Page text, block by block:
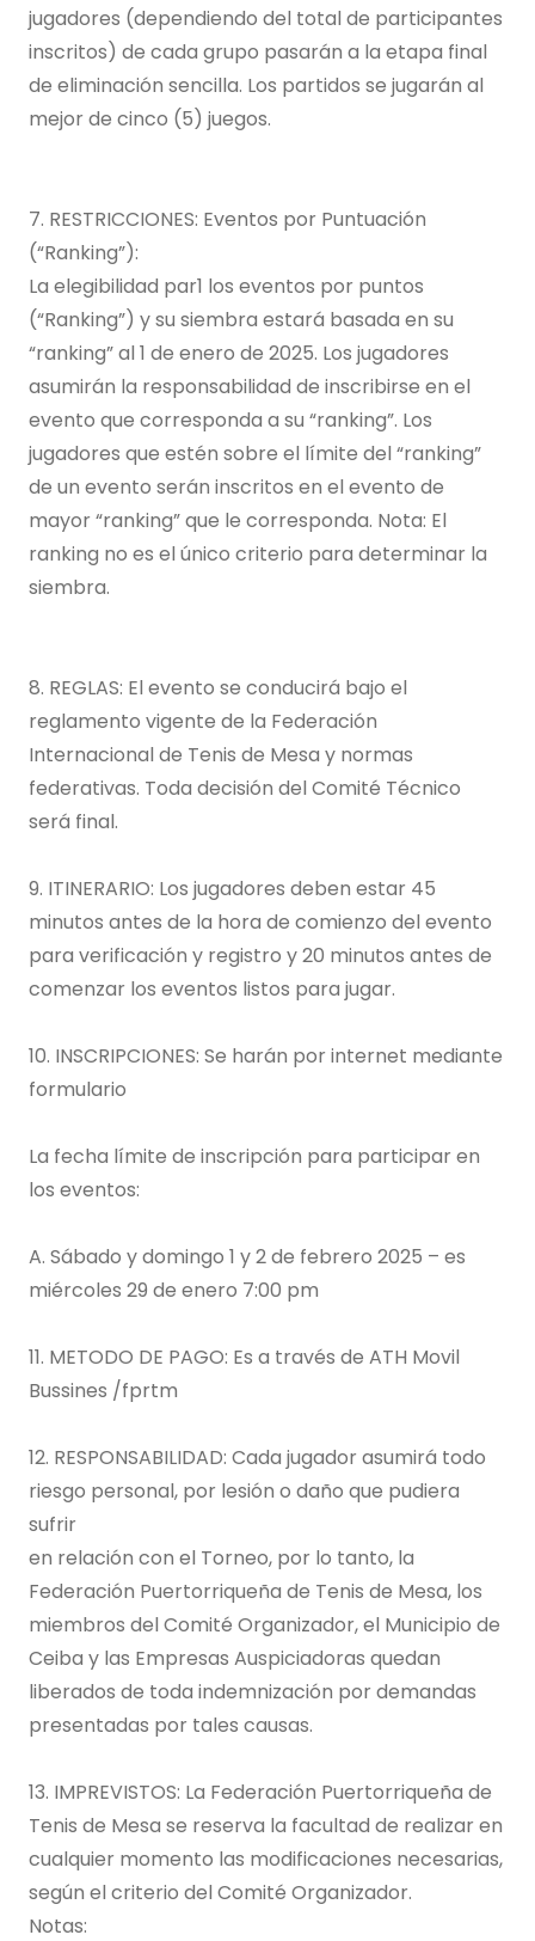
jugadores (dependiendo del total de participantes
inscritos) de cada grupo pasarán a la etapa final
de eliminación sencilla. Los partidos se jugarán al
mejor de cinco (5) juegos.
7. RESTRICCIONES: Eventos por Puntuación
(“Ranking”):
La elegibilidad par1 los eventos por puntos
(“Ranking”) y su siembra estará basada en su
“ranking” al 1 de enero de 2025. Los jugadores
asumirán la responsabilidad de inscribirse en el
evento que corresponda a su “ranking”. Los
jugadores que estén sobre el límite del “ranking”
de un evento serán inscritos en el evento de
mayor “ranking” que le corresponda. Nota: El
ranking no es el único criterio para determinar la
siembra.
8. REGLAS: El evento se conducirá bajo el
reglamento vigente de la Federación
Internacional de Tenis de Mesa y normas
federativas. Toda decisión del Comité Técnico
será final.
9. ITINERARIO: Los jugadores deben estar 45
minutos antes de la hora de comienzo del evento
para verificación y registro y 20 minutos antes de
comenzar los eventos listos para jugar.
10. INSCRIPCIONES: Se harán por internet mediante
formulario
La fecha límite de inscripción para participar en
los eventos:
A. Sábado y domingo 1 y 2 de febrero 2025 – es
miércoles 29 de enero 7:00 pm
11. METODO DE PAGO: Es a través de ATH Movil
Bussines /fprtm
12. RESPONSABILIDAD: Cada jugador asumirá todo
riesgo personal, por lesión o daño que pudiera
sufrir
en relación con el Torneo, por lo tanto, la
Federación Puertorriqueña de Tenis de Mesa, los
miembros del Comité Organizador, el Municipio de
Ceiba y las Empresas Auspiciadoras quedan
liberados de toda indemnización por demandas
presentadas por tales causas.
13. IMPREVISTOS: La Federación Puertorriqueña de
Tenis de Mesa se reserva la facultad de realizar en
cualquier momento las modificaciones necesarias,
según el criterio del Comité Organizador.
Notas: